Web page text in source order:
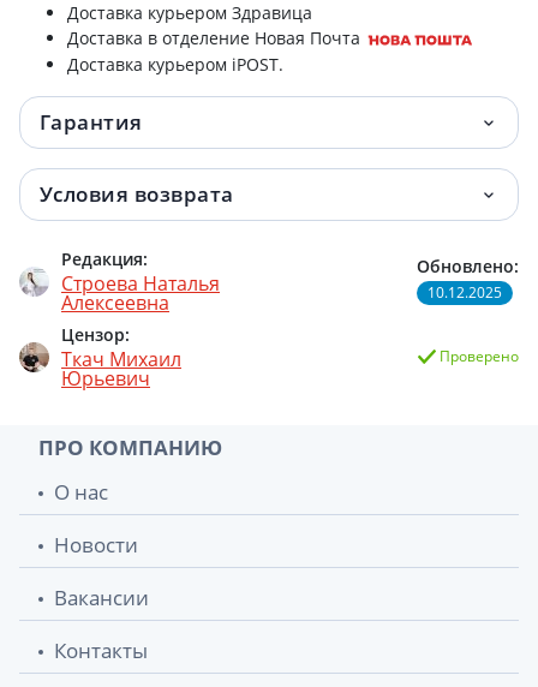
Доставка курьером Здравица
Доставка в отделение Новая Почта
Доставка курьером iPOST.
Гарантия
Условия возврата
Редакция:
Строева Наталья
Алексеевна
Цензор:
Ткач Михаил
Юрьевич
Обновлено:
10.12.2025
Проверено
ПРО КОМПАНИЮ
О нас
Новости
Вакансии
Контакты